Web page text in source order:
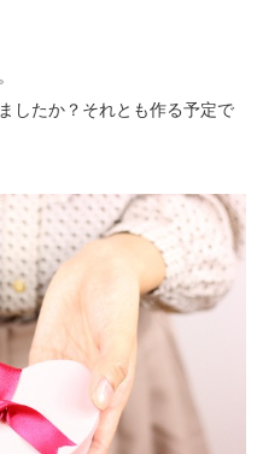
したか？それとも作る予定で